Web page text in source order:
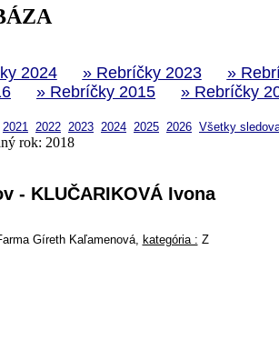
2024 » Rebríčky 2023 »
» Rebríčky 2015 » Rebríčky
2021 2022 2023 2024 2025 2026 Všetky
rok: 2018
- KLUČARIKOVÁ Ivona
Gíreth Kaľamenová, kategória : Z